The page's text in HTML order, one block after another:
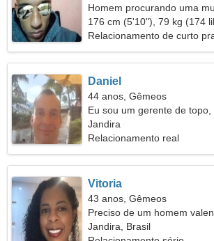
Homem procurando uma
176 cm (5'10"), 79 kg (174
Relacionamento de curto
Daniel
44 anos, Gêmeos
Eu sou um gerente de
mulher modesta
Jandira
Relacionamento real
Vitoria
43 anos, Gêmeos
Preciso de um homem
Jandira, Brasil